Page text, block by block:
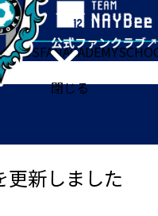
閉じる
FANACADEMY
更新しました